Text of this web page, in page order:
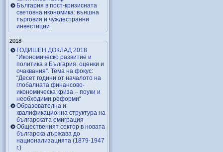
България в пост-кризисната
световна икономика: външна
търговия и чуждестранни
инвестиции
2018
ГОДИШЕН ДОКЛАД 2018
“Икономическо развитие и
политика в България: оценки и
очаквания”. Тема на фокус:
“Десет години от началото на
глобалната финансово-
икономическа криза – поуки и
необходими реформи“
Образователна и
квалификационна структура на
българската емиграция
Общественият сектор в новата
българска държава до
национализацията (1879-1947
г.)